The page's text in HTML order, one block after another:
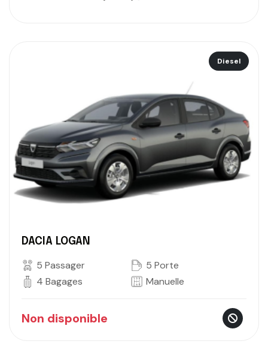
Diesel
DACIA LOGAN
5 Passager
5 Porte
4 Bagages
Manuelle
Non disponible